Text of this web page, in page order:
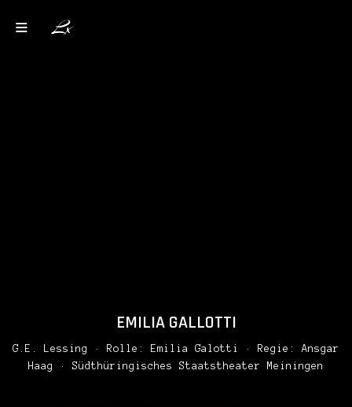
EMILIA GALLOTTI
G.E. Lessing · Rolle: Emilia Galotti · Regie: Ansgar
Haag
· Südthüringisches Staatstheater Meiningen